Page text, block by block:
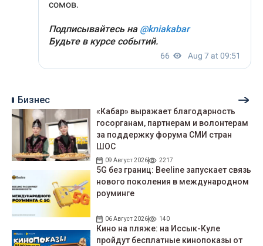
Бизнес
«Кабар» выражает благодарность
госорганам, партнерам и волонтерам
за поддержку форума СМИ стран
ШОС
09 Август 2026 2217
5G без границ: Beeline запускает связь
нового поколения в международном
роуминге
06 Август 2026 140
Кино на пляже: на Иссык-Куле
пройдут беcплатные кинопоказы от